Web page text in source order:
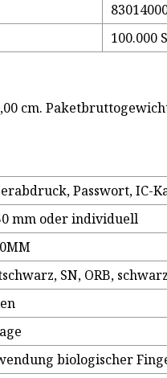
100.000
cm.
Passwort, IC-
mm oder individuell
SN, ORB,
biologischer